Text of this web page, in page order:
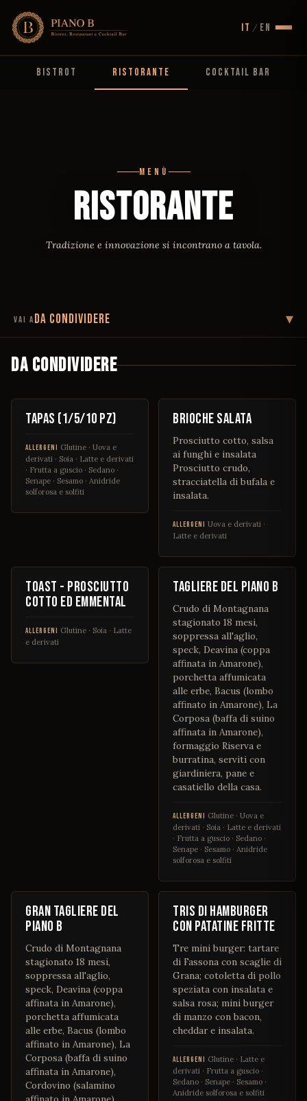
IT / EN
BISTROT RISTORANTE COCKTAIL BAR
MENÙ
RISTORANTE
Tradizione e innovazione si incontrano a tavola.
VAI ADA CONDIVIDERE ▾
DA CONDIVIDERE
COME CONTORNO
UN DOLCE FINALE
BEVERAGE
DA CONDIVIDERE
€ 2,5 / 11 / 20
Tapas (1/5/10 pz)
ALLERGENI Glutine · Uova e
derivati · Soia · Latte e derivati
· Frutta a guscio · Sedano ·
Senape · Sesamo · Anidride
solforosa e solfiti
Brioche salata
Prosciutto cotto, salsa
ai funghi e insalata
Prosciutto crudo,
stracciatella di bufala e
insalata.
ALLERGENI Uova e derivati ·
Latte e derivati
€ 5
Toast - Prosciutto
cotto ed Emmental
ALLERGENI Glutine · Soia · Latte
e derivati
€ 22
Tagliere Del Piano B
Crudo di Montagnana
stagionato 18 mesi,
soppressa all'aglio,
speck, Deavina (coppa
affinata in Amarone),
porchetta affumicata
alle erbe, Bacus (lombo
affinato in Amarone), La
Corposa (baffa di suino
affinata in Amarone),
formaggio Riserva e
burratina, serviti con
giardiniera, pane e
casatiello della casa.
ALLERGENI Glutine · Uova e
derivati · Soia · Latte e derivati
· Frutta a guscio · Sedano ·
Senape · Sesamo · Anidride
solforosa e solfiti
Gran Tagliere Del
Piano B
Crudo di Montagnana
stagionato 18 mesi,
soppressa all'aglio,
speck, Deavina (coppa
affinata in Amarone),
porchetta affumicata
alle erbe, Bacus (lombo
affinato in Amarone), La
Corposa (baffa di suino
affinata in Amarone),
Cordovino (salamino
Tris di hamburger
con patatine fritte
Tre mini burger: tartare
di Fassona con scaglie di
Grana; cotoletta di pollo
speziata con insalata e
salsa rosa; mini burger
di manzo con bacon,
cheddar e insalata.
ALLERGENI Glutine · Latte e
derivati · Frutta a guscio ·
Sedano · Senape · Sesamo ·
Anidride solforosa e solfiti